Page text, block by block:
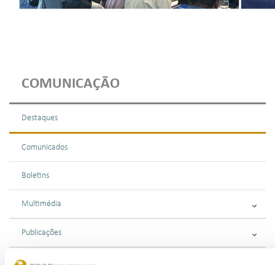
COMUNICAÇÃO
Destaques
Comunicados
Boletins
Multimédia
Publicações
Apresentações